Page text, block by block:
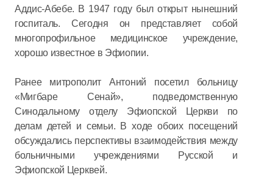
Аддис-Абебе. В 1947 году был открыт нынешний
госпиталь. Сегодня он представляет собой
многопрофильное медицинское учреждение,
хорошо известное в Эфиопии.
Ранее митрополит Антоний посетил больницу
«Мигбаре Сенай», подведомственную
Синодальному отделу Эфиопской Церкви по
делам детей и семьи. В ходе обоих посещений
обсуждались перспективы взаимодействия между
больничными учреждениями Русской и
Эфиопской Церквей.